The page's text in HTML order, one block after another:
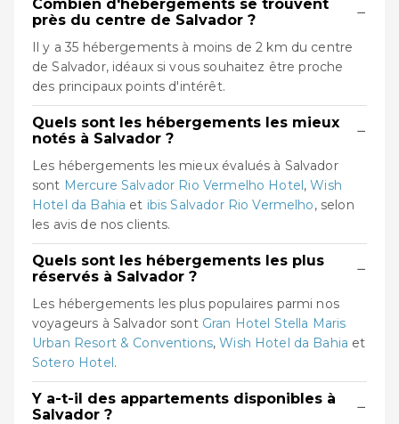
Combien d'hébergements se trouvent
près du centre de Salvador ?
−
Il y a 35 hébergements à moins de 2 km du centre
de Salvador, idéaux si vous souhaitez être proche
des principaux points d'intérêt.
Quels sont les hébergements les mieux
notés à Salvador ?
−
Les hébergements les mieux évalués à Salvador
sont Mercure Salvador Rio Vermelho Hotel,Wish
Hotel da Bahia et ibis Salvador Rio Vermelho, selon
les avis de nos clients.
Quels sont les hébergements les plus
réservés à Salvador ?
−
Les hébergements les plus populaires parmi nos
voyageurs à Salvador sont Gran Hotel Stella Maris
Urban Resort & Conventions,Wish Hotel da Bahia et
Sotero Hotel.
Y a-t-il des appartements disponibles à
Salvador ?
−